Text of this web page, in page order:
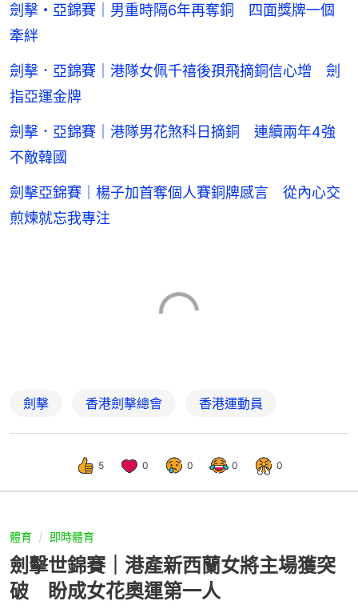
劍擊・亞錦賽｜男重時隔6年再奪銅 四面獎牌一個
牽絆
劍擊．亞錦賽｜港隊女佩千禧後孭飛摘銅信心增 劍
指亞運金牌
劍擊．亞錦賽｜港隊男花煞科日摘銅 連續兩年4強
不敵韓國
劍擊亞錦賽｜楊子加首奪個人賽銅牌感言 從內心交
煎煉就忘我專注
劍擊 香港劍擊總會 香港運動員
5 0 0 0 0
體育 即時體育
劍擊世錦賽｜港產新西蘭女將主場獲突
破 盼成女花奧運第一人